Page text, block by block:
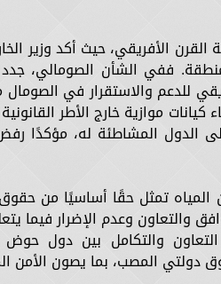
الأفريقي، حيث أكد وزير
ففي الشأن الصومالي،
للدعم والاستقرار في
موازية خارج الأطر
الدول المشاطئة له، مؤكدًا
المياه تمثل حقًا أساسيًا من
والتعاون وعدم الإضرار فيما
والتكامل بين دول حوض
دولتي المصب، بما يصون الأمن